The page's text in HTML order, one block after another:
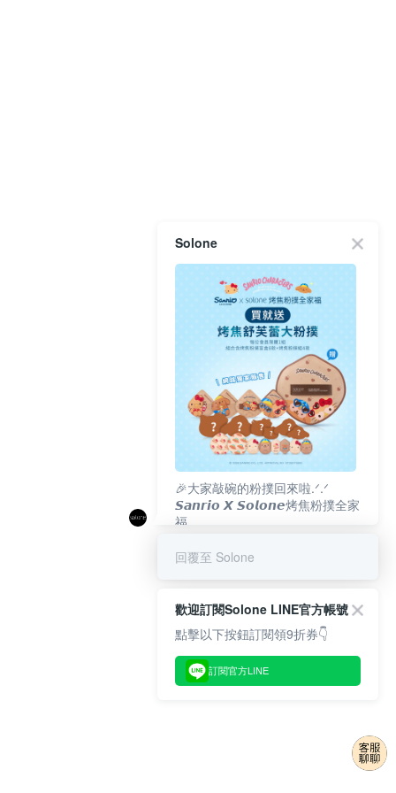
Solone
🎉大家敲碗的粉撲回來啦.ᐟ‪‪.ᐟ
𝙎𝙖𝙣𝙧𝙞𝙤 𝙓 𝙎𝙤𝙡𝙤𝙣𝙚烤焦粉撲全家
福
回覆至 Solone
歡迎訂閱Solone LINE官方帳號
點擊以下按鈕訂閱領9折券👇
訂閱官方LINE